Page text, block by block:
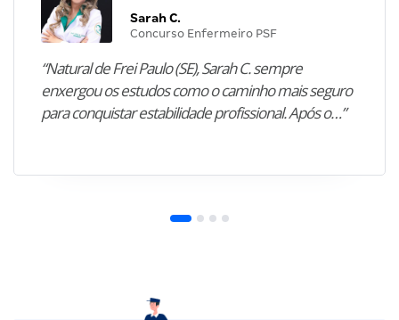
Sarah C.
Concurso Enfermeiro PSF
“Natural de Frei Paulo (SE), Sarah C. sempre
enxergou os estudos como o caminho mais seguro
para conquistar estabilidade profissional. Após o…”